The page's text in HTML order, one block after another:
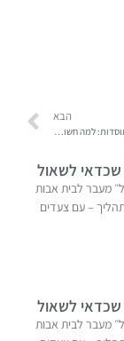
הבא
מוצרים לשירותים במוסדות: למה חשוב להשתמש בנייר כיסוי לאסלה
לשאול
מעבר לבית אבות
– עם צעדים
לשאול
מעבר לבית אבות